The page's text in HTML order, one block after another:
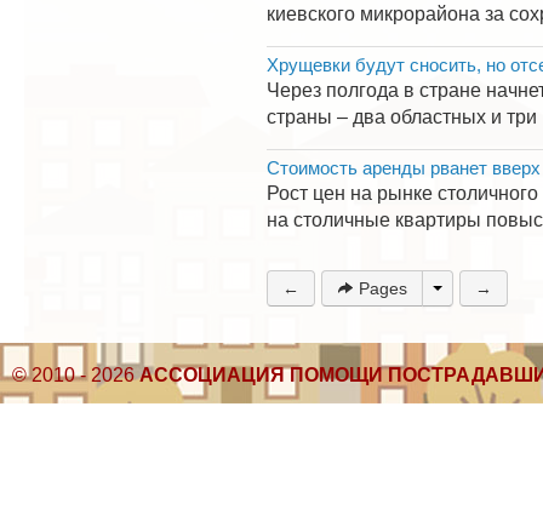
киевского микрорайона за
Хрущевки будут сносить, но
Через полгода в стране
страны – два областных и
Стоимость аренды рванет вверх
Рост цен на рынке
на столичные квартиры
← Pages →
© 2010 - 2026АССОЦИАЦИЯ ПОМОЩИ